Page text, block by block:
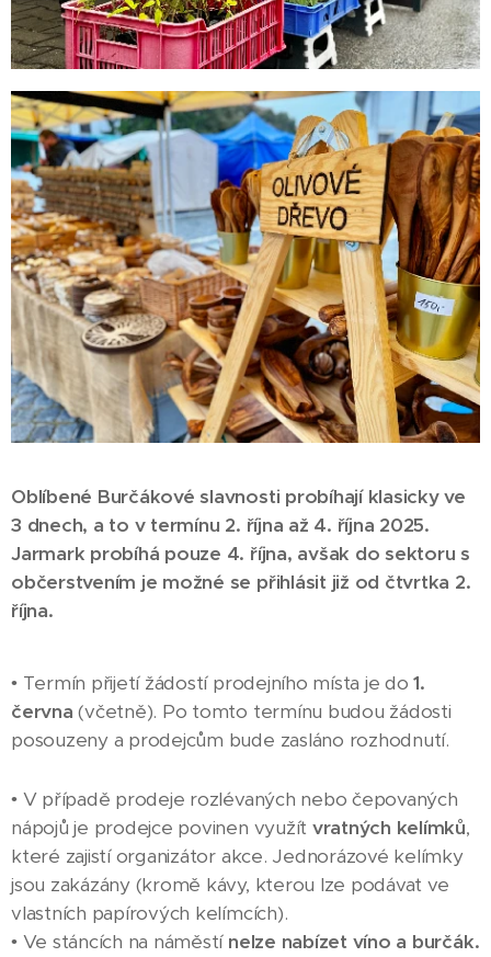
Oblíbené Burčákové slavnosti probíhají klasicky ve
3 dnech, a to v termínu 2. října až 4. října 2025.
Jarmark probíhá pouze 4. října, avšak do sektoru s
občerstvením je možné se přihlásit již od čtvrtka 2.
října.
• Termín přijetí žádostí prodejního místa je do1.
června (včetně). Po tomto termínu budou žádosti
posouzeny a prodejcům bude zasláno rozhodnutí.
• V případě prodeje rozlévaných nebo čepovaných
nápojů je prodejce povinen využít vratných kelímků,
které zajistí organizátor akce. Jednorázové kelímky
jsou zakázány (kromě kávy, kterou lze podávat ve
vlastních papírových kelímcích).
• Ve stáncích na náměstí nelze nabízet víno a burčák.